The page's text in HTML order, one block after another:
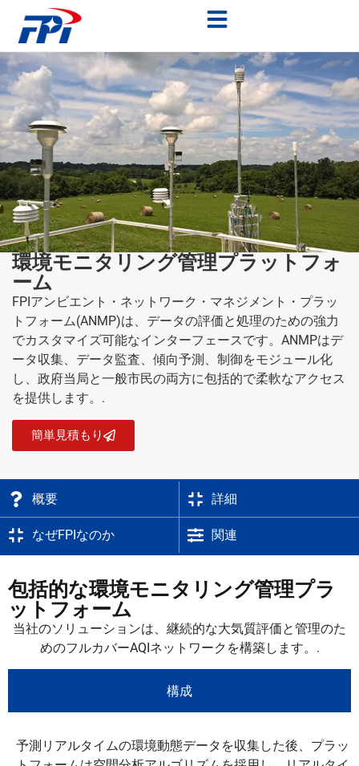
環境モニタリング管理プラットフォ
ーム
FPIアンビエント・ネットワーク・マネジメント・プラッ
トフォーム(ANMP)は、データの評価と処理のための強力
でカスタマイズ可能なインターフェースです。ANMPはデ
ータ収集、データ監査、傾向予測、制御をモジュール化
し、政府当局と一般市民の両方に包括的で柔軟なアクセス
を提供します。.
簡単見積もり
概要 詳細
なぜFPIなのか 関連
包括的な環境モニタリング管理プラ
ットフォーム
当社のソリューションは、継続的な大気質評価と管理のた
めのフルカバーAQIネットワークを構築します。.
構成
予測リアルタイムの環境動態データを収集した後、プラッ